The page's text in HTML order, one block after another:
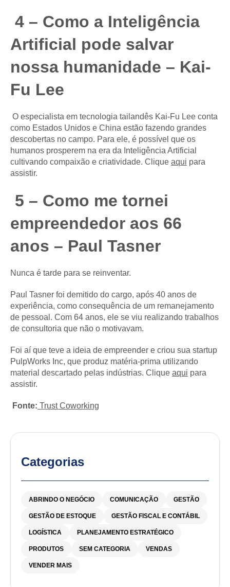
4 – Como a Inteligência
Artificial pode salvar
nossa humanidade – Kai-
Fu Lee
O especialista em tecnologia tailandês Kai-Fu Lee conta
como Estados Unidos e China estão fazendo grandes
descobertas no campo. Para ele, é possível que os
humanos prosperem na era da Inteligência Artificial
cultivando compaixão e criatividade. Clique aqui para
assistir.
5 – Como me tornei
empreendedor aos 66
anos – Paul Tasner
Nunca é tarde para se reinventar.
Paul Tasner foi demitido do cargo, após 40 anos de
experiência, como consequência de um remanejamento
de pessoal. Com 64 anos, ele se viu realizando trabalhos
de consultoria que não o motivavam.
Foi aí que teve a ideia de empreender e criou sua startup
PulpWorks Inc, que produz matéria-prima utilizando
material descartado pelas indústrias. Clique aqui para
assistir.
Fonte: Trust Coworking
Categorias
ABRINDO O NEGÓCIO COMUNICAÇÃO GESTÃO
GESTÃO DE ESTOQUE GESTÃO FISCAL E CONTÁBIL
LOGÍSTICA PLANEJAMENTO ESTRATÉGICO
PRODUTOS SEM CATEGORIA VENDAS
VENDER MAIS